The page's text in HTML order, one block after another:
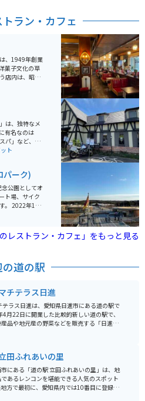
桜が咲き誇ります。現在、小牧山は山全体
、自然を楽しむことができるスポットとなっ
るこまき」では、小牧山の歴史や石垣など
などを学ぶことができます。緑豊かな史跡
がら、石垣や土塁などの遺構を見ることが
ラン・カフェ
、1949年創業
菓子文化の草
店内は、昭和
を楽しめま
ケーキや、
ーズナブルな
地元の人々に
りに面してお
です。
は、独特なメ
有名なのは
パ」など、一
としてお
量が多いの
。
ト
パーク)
公園としてオ
ト場、サイク
11
園しまし
世界観を楽し
無いので、自
のレストラン・カフェ」をもっと見る
道の駅
チテラス日進
テラス日進は、愛知県日進市にある道の駅で
月22日に開業した比較的新しい道の駅で、
品や地元産の野菜などを販売する「日進マ
地元産の食材を使った料理を提供するレス
た魅力的な地域です。道の駅 マチテラス日
日進市の魅力を気軽に体験できるスポット
ます。 日進マルシェでは、地元の
めて育てた新鮮な野菜や果物、日進市の特
日進ハム」や「日進味噌」、地元産の米粉
田ふれあいの里
にある「道の駅 立田ふれあいの里」は、地
あるレンコンを堪能できる人気のスポット
方で最初に、愛知県内では10番目に登録さ
、石積みに黒い塀、「水屋」をイメージし